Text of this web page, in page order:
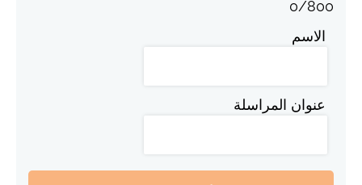
0/800
الاسم
عنوان المراسلة